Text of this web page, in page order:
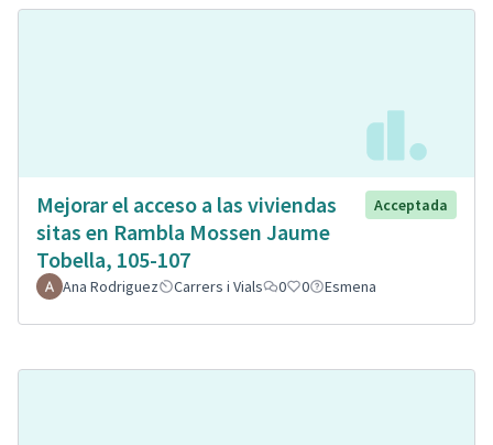
Mejorar el acceso a las viviendas
sitas en Rambla Mossen Jaume
Tobella, 105-107
Acceptada
Ana Rodriguez Carrers i Vials 0 0 Esmena